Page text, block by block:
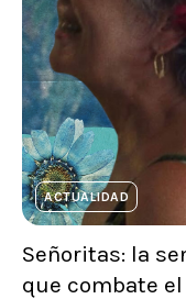
ACTUALIDAD
Señoritas: la
que combate